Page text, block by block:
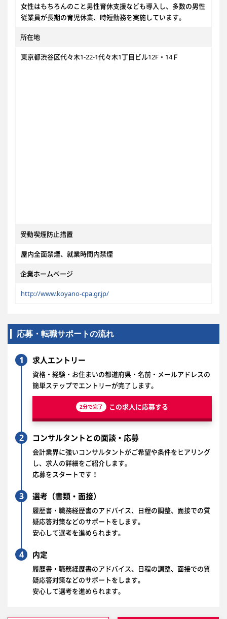
女性はもちろんのこと男性育休支援なども導入し、多数の男性
従業員が長期の育児休業、時短勤務を実施しています。
所在地
東京都渋谷区代々木1-22-1代々木1丁目ビル12F・14Ｆ
受動喫煙防止措置
屋内全面禁煙、就業時間内禁煙
企業ホームページ
http://www.koyano-cpa.gr.jp/
応募・転職サポートの流れ
1 求人エントリー
資格・経験・お住まいの都道府県・名前・メールアドレスの
簡単ステップでエントリーが完了します。
2分で完了 この求人に応募する
2 コンサルタントとの面談・応募
会計業界に強いコンサルタントがご希望や条件をヒアリング
し、求人の詳細をご紹介します。
応募をスタートです！
3 選考（書類・面接）
履歴書・職務経歴書のアドバイス、日程の調整、面接での質
疑応答対策などのサポートをします。
安心して選考を進められます。
4 内定
履歴書・職務経歴書のアドバイス、日程の調整、面接での質
疑応答対策などのサポートをします。
安心して選考を進められます。